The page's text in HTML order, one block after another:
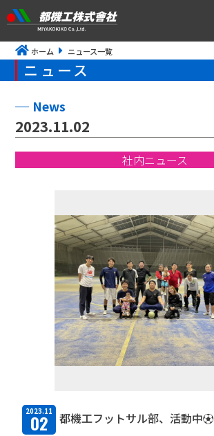
ニュース
トップメッセージ・社是・経営理念
事業所アクセス
CSR・ISOの取り組みについて
TFPについて
取扱商品・メーカー
取扱メーカー一覧
ホーム ニュース一覧
ニュース
News
2023.11.02
社内ニュース
2023.11
02 都機工フットサル部、活動中⚽